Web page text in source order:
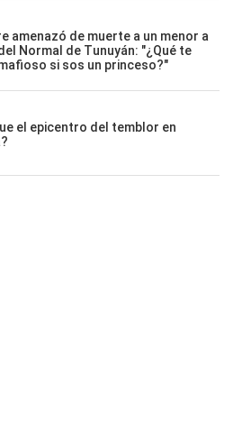
amenazó de muerte a un menor a
Normal de Tunuyán: "¿Qué te
si sos un princeso?"
el epicentro del temblor en